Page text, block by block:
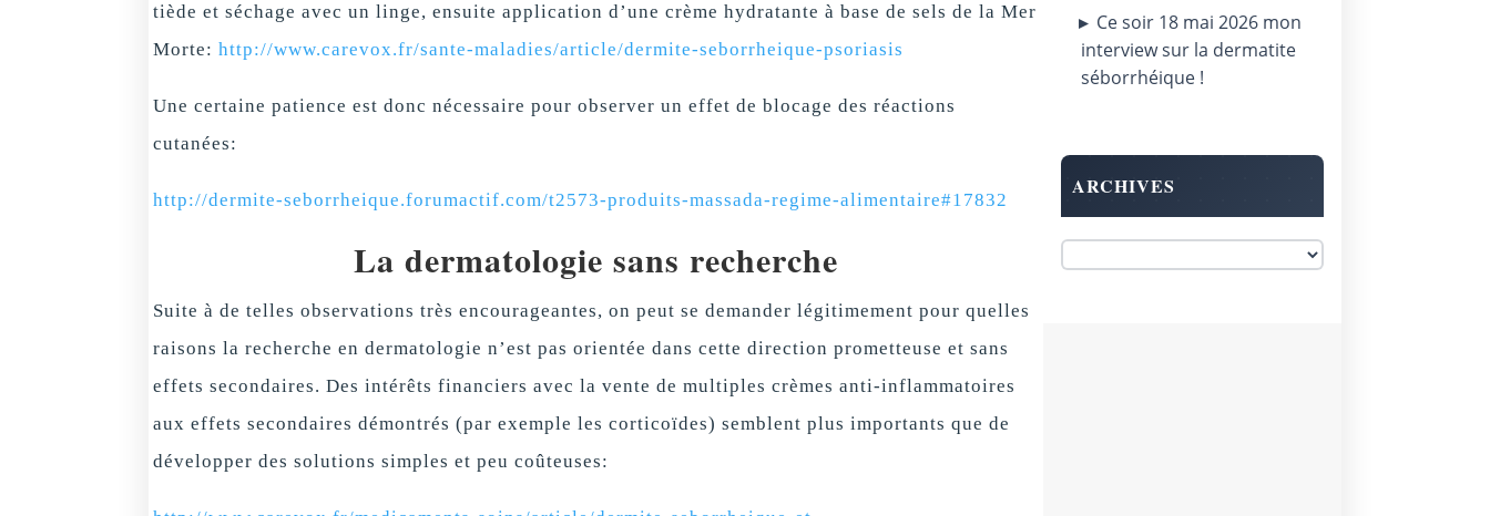
tiède et séchage avec un linge, ensuite application d’une crème hydratante à base de sels de la Mer
Morte: http://www.carevox.fr/sante-maladies/article/dermite-seborrheique-psoriasis
Une certaine patience est donc nécessaire pour observer un effet de blocage des réactions
cutanées:
http://dermite-seborrheique.forumactif.com/t2573-produits-massada-regime-alimentaire#17832
La dermatologie sans recherche
Suite à de telles observations très encourageantes, on peut se demander légitimement pour quelles
raisons la recherche en dermatologie n’est pas orientée dans cette direction prometteuse et sans
effets secondaires. Des intérêts financiers avec la vente de multiples crèmes anti-inflammatoires
aux effets secondaires démontrés (par exemple les corticoïdes) semblent plus importants que de
développer des solutions simples et peu coûteuses:
Ce soir 18 mai 2026 mon
interview sur la dermatite
séborrhéique !
ARCHIVES